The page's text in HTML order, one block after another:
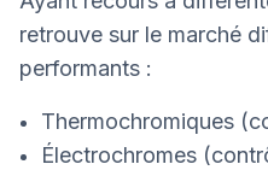
retrouve sur le marché
performants :
Thermochromiques
Électrochromes